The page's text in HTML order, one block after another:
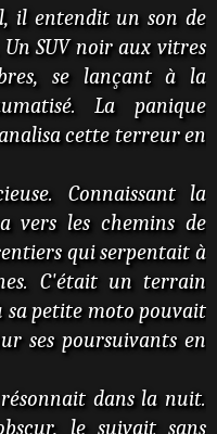
il entendit un son de
SUV noir aux vitres
se lançant à la
La panique
cette terreur en
Connaissant la
les chemins de
qui serpentait à
C'était un terrain
petite moto pouvait
ses poursuivants en
dans la nuit.
le suivait sans